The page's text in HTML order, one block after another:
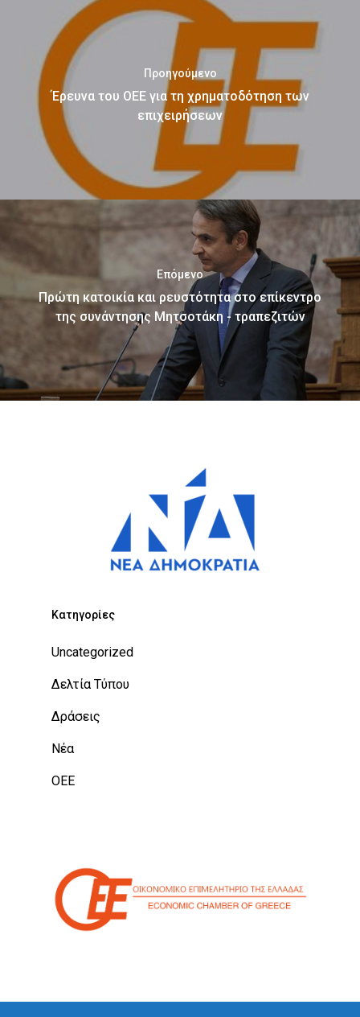
Προηγούμενο
Έρευνα του ΟΕΕ για τη χρηματοδότηση των
επιχειρήσεων
Επόμενο
Πρώτη κατοικία και ρευστότητα στο επίκεντρο
της συνάντησης Μητσοτάκη - τραπεζιτών
Kατηγορίες
Uncategorized
Δελτία Τύπου
Δράσεις
Νέα
ΟΕΕ